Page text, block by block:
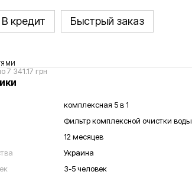
В кредит Быстрый заказ
7 341.17 грн
комплексная 5 в 1
Фильтр комплексной очистки воды
12 месяцев
Украина
3-5 человек